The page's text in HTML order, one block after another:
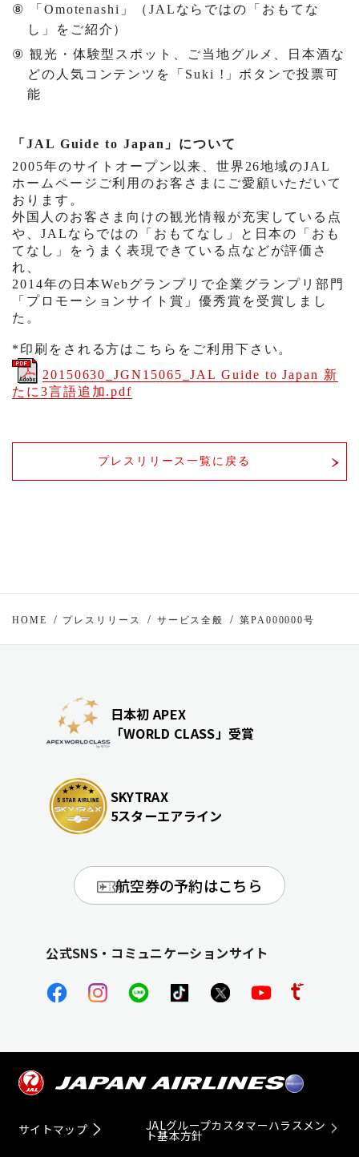
⑧
「 Omotenashi 」（ JAL ならではの「おもてな
し」をご紹介）
⑨ 観光・体験型スポット、ご当地グルメ、日本酒な
どの人気コンテンツを「 Suki ! 」ボタンで投票可
能
「 JAL Guide to Japan 」について
2005年のサイトオープン以来、世界 26地域のJAL
ホームページご利用のお客さまにご愛顧いただいて
おります。
外国人のお客さま向けの観光情報が充実している点
や、 JAL ならではの「おもてなし」と日本の「おも
てなし」をうまく表現できている点などが評価さ
れ、
2014年の日本Webグランプリで企業グランプリ部門
「プロモーションサイト賞」優秀賞を受賞しまし
た。
*印刷をされる方はこちらをご利用下さい。
20150630_JGN15065_JAL Guide to Japan 新
たに3言語追加.pdf
プレスリリース一覧に戻る
HOME プレスリリース サービス全般 第PA000000号
日本初 APEX
「WORLD CLASS」受賞
SKYTRAX
5スターエアライン
航空券の予約はこちら
公式SNS・コミュニケーションサイト
サイトマップ JALグループカスタマーハラスメン
ト基本方針